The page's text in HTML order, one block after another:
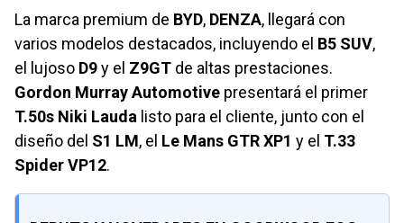
La marca premium de BYD, DENZA, llegará con
varios modelos destacados, incluyendo el B5 SUV,
el lujoso D9y el Z9GT de altas prestaciones.
Gordon Murray Automotive presentará el primer
T.50s Niki Lauda listo para el cliente, junto con el
diseño del S1 LM, el Le Mans GTR XP1 y el T.33
Spider VP12.